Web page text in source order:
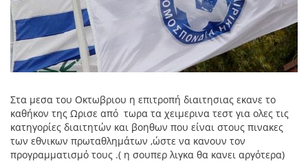
Στα μεσα του Οκτωβριου η επιτροπή διαιτησιας εκανε το
καθήκον της Ωρισε από τωρα τα χειμερινα τεστ για ολες τις
κατηγορίες διαιτητών και βοηθων που είναι στους πινακες
των εθνικων πρωταθλημάτων ,ώστε να κανουν τον
προγραμματισμό τους .( η σουπερ λιγκα θα κανει αργότερα)